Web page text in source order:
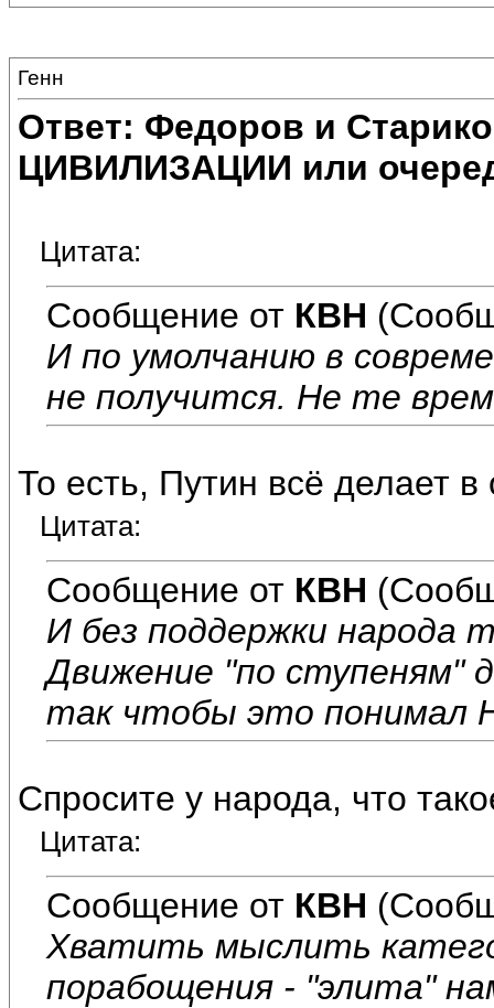
Генн
Ответ: Федоров и
ЦИВИЛИЗАЦИИ или
Цитата:
Сообщение от КВН
И по умолчанию в
не получится. Не те
То есть, Путин всё делает в
Цитата:
Сообщение от КВН
И без поддержки народа
Движение "по ступеням"
так чтобы это понимал
Спросите у народа, что
Цитата:
Сообщение от КВН
Хватить мыслить
порабощения - "элита"